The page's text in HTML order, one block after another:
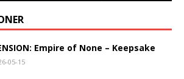
Empire of None – Keepsake
05-15